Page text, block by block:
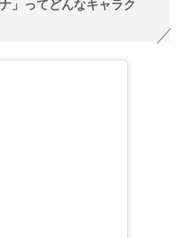
」ってどんなキャラク